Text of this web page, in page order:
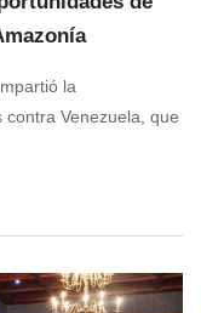
la
Venezuela, que